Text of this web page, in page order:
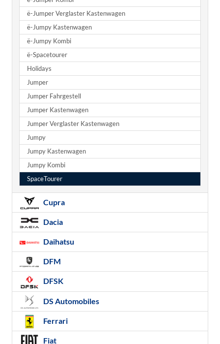
ë-Jumper Verglaster Kastenwagen
ë-Jumpy Kastenwagen
ë-Jumpy Kombi
ë-Spacetourer
Holidays
Jumper
Jumper Fahrgestell
Jumper Kastenwagen
Jumper Verglaster Kastenwagen
Jumpy
Jumpy Kastenwagen
Jumpy Kombi
SpaceTourer
Cupra
Dacia
Daihatsu
DFM
DFSK
DS Automobiles
Ferrari
Fiat